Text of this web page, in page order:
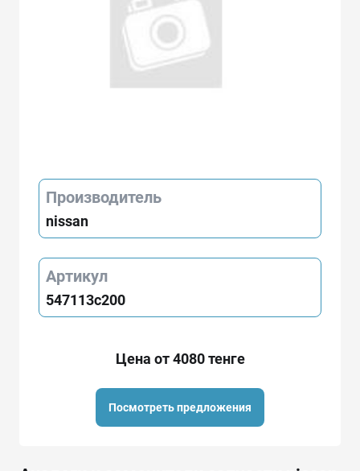
Производитель
nissan
Артикул
547113c200
Цена от 4080 тенге
Посмотреть предложения